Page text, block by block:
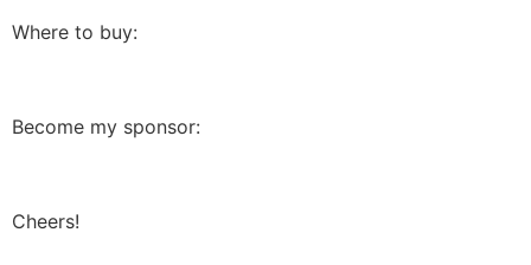
Where to buy:
Become my sponsor:
Cheers!